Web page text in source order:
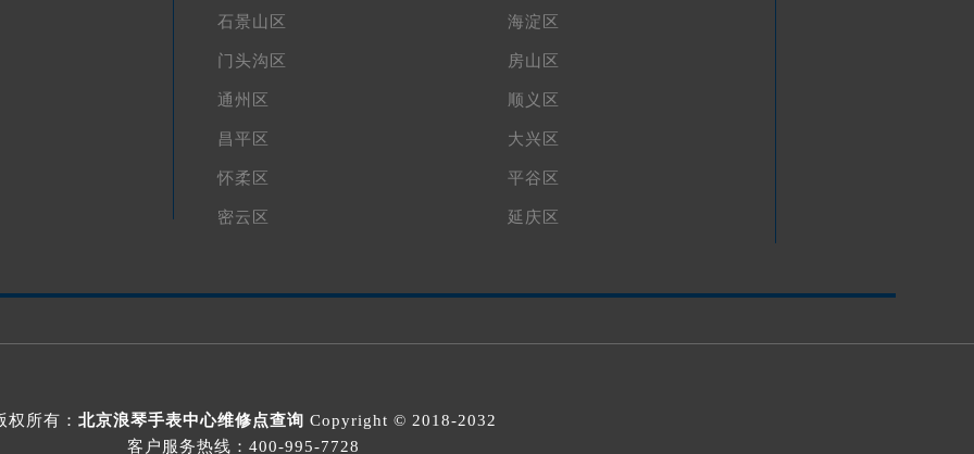
石景山区 海淀区
门头沟区 房山区
通州区 顺义区
昌平区 大兴区
怀柔区 平谷区
密云区 延庆区
权所有： 北京浪琴手表中心维修点查询 Copyright © 2018-2032
客户服务热线： 400-995-7728